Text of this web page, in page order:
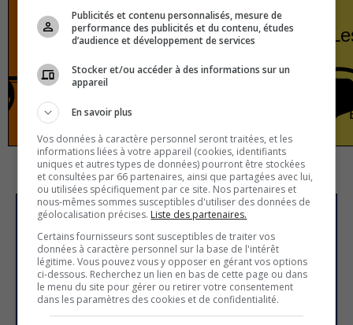
Les mythes historiques
Histoire
S’inscrire à la newsletter
E-mail
Publicités et contenu personnalisés, mesure de
performance des publicités et du contenu, études
d’audience et développement de services
Stocker et/ou accéder à des informations sur un
appareil
En savoir plus
Vos données à caractère personnel seront traitées, et les
informations liées à votre appareil (cookies, identifiants
uniques et autres types de données) pourront être stockées
et consultées par 66 partenaires, ainsi que partagées avec lui,
ou utilisées spécifiquement par ce site. Nos partenaires et
nous-mêmes sommes susceptibles d'utiliser des données de
géolocalisation précises. Liste des partenaires.
Certains fournisseurs sont susceptibles de traiter vos
données à caractère personnel sur la base de l'intérêt
légitime. Vous pouvez vous y opposer en gérant vos options
ci-dessous. Recherchez un lien en bas de cette page ou dans
le menu du site pour gérer ou retirer votre consentement
dans les paramètres des cookies et de confidentialité.